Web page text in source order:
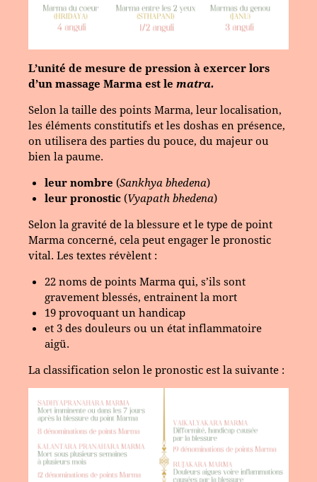
L’unité de mesure de pression à exercer lors
d’un massage Marma est le matra.
Selon la taille des points Marma, leur localisation,
les éléments constitutifs et les doshas en présence,
on utilisera des parties du pouce, du majeur ou
bien la paume.
leur nombre (Sankhya bhedena)
leur pronostic(Vyapath bhedena)
Selon la gravité de la blessure et le type de point
Marma concerné, cela peut engager le pronostic
vital. Les textes révèlent :
22 noms de points Marma qui, s’ils sont
gravement blessés, entrainent la mort
19 provoquant un handicap
et 3 des douleurs ou un état inflammatoire
aigü.
La classification selon le pronostic est la suivante :